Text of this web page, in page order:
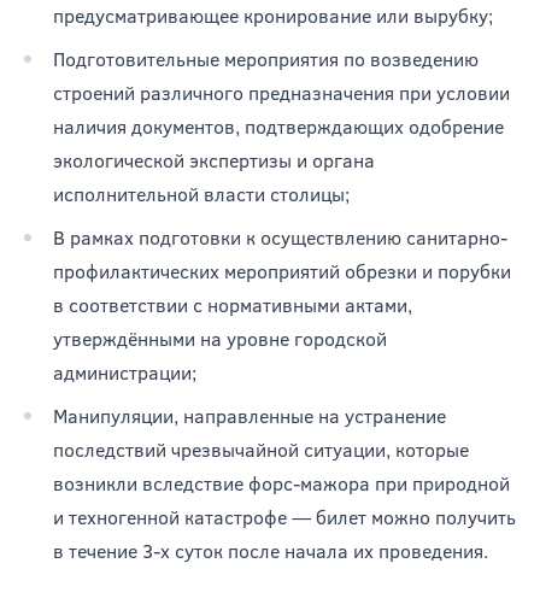
предусматривающее кронирование или вырубку;
Подготовительные мероприятия по возведению
строений различного предназначения при условии
наличия документов, подтверждающих одобрение
экологической экспертизы и органа
исполнительной власти столицы;
В рамках подготовки к осуществлению санитарно-
профилактических мероприятий обрезки и порубки
в соответствии с нормативными актами,
утверждёнными на уровне городской
администрации;
Манипуляции, направленные на устранение
последствий чрезвычайной ситуации, которые
возникли вследствие форс-мажора при природной
и техногенной катастрофе — билет можно получить
в течение 3-х суток после начала их проведения.